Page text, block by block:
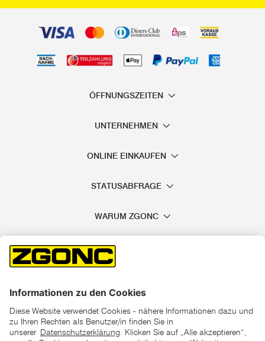
ÖFFNUNGSZEITEN
UNTERNEHMEN
ONLINE EINKAUFEN
STATUSABFRAGE
WARUM ZGONC